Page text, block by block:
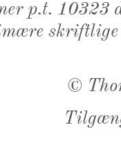
p.t. 10323
©